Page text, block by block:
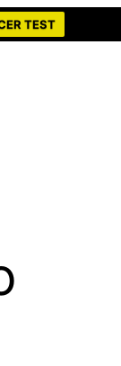
TEST